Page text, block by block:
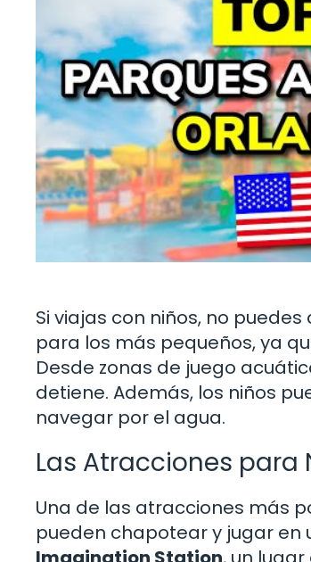
Si viajas con niños, no
para los más pequeños, ya
Desde zonas de juego
detiene. Además, los niños
navegar por el agua.
Las Atracciones para
Una de las atracciones más
pueden chapotear y jugar en